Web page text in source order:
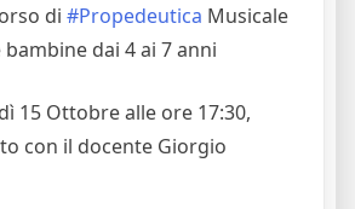
di #Propedeutica Musicale
dai 4 ai 7 anni
15 Ottobre alle ore 17:30,
con il docente Giorgio